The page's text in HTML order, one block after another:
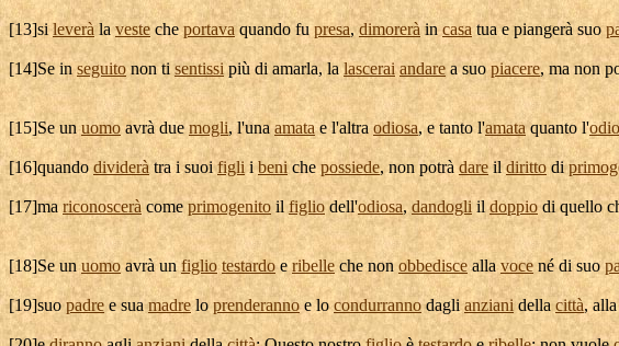
[13]si leverà lavestecheportava quando fu presa,dimoreràincasa tua e piangerà suo
[14]Se in seguitonon ti sentissipiù di amarla, lalascerai andare a suopiacere, ma non
[15]Se unuomoavrà due mogli, l'una amatae l'altra odiosa, e tanto l'amataquanto l'
[16]quando divideràtra i suoifigli ibenichepossiede, non potràdare ildiritto di
[17]ma riconoscerà comeprimogenito il figliodell'odiosa, dandogli ildoppio di quello
[18]Se unuomoavrà unfiglio testardo e ribelle che nonobbedisceallavocené di suo
[19]suopadre e suamadreloprenderanno e locondurrannodaglianziani della città,